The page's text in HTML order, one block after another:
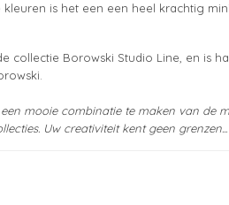
is het een een heel krachtig
collectie Borowski Studio Line, en is
mooie combinatie te maken van de
Uw creativiteit kent geen grenzen...